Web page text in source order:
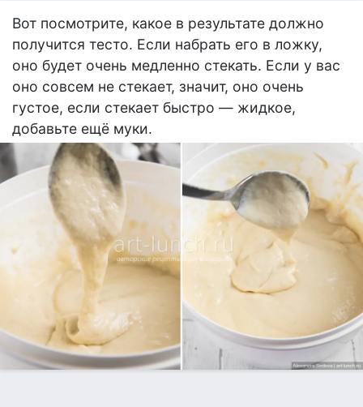
Вот посмотрите, какое в результате должно
получится тесто. Если набрать его в ложку,
оно будет очень медленно стекать. Если у вас
оно совсем не стекает, значит, оно очень
густое, если стекает быстро — жидкое,
добавьте ещё муки.